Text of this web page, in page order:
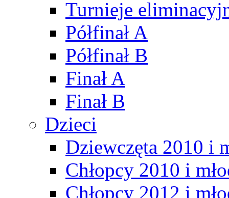
Turnieje
Półfinał A
Półfinał B
Finał A
Finał B
Dzieci
Dziewczęta 2010 i
Chłopcy 2010 i
Chłopcy 2012 i